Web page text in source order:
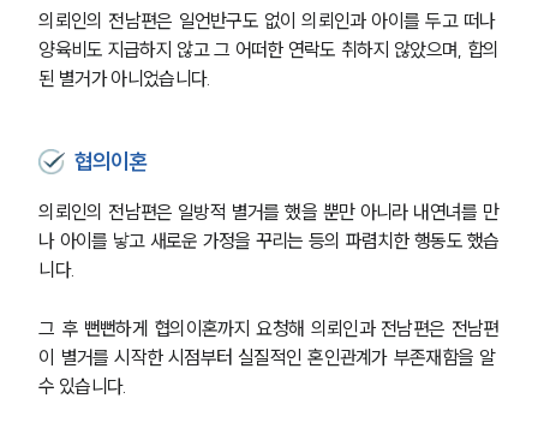
의뢰인의 전남편은 일언반구도 없이 의뢰인과 아이를 두고 떠나
양육비도 지급하지 않고 그 어떠한 연락도 취하지 않았으며, 합의
된 별거가 아니었습니다.
협의이혼
의뢰인의 전남편은 일방적 별거를 했을 뿐만 아니라 내연녀를 만
나 아이를 낳고 새로운 가정을 꾸리는 등의 파렴치한 행동도 했습
니다.
그 후 뻔뻔하게 협의이혼까지 요청해 의뢰인과 전남편은 전남편
이 별거를 시작한 시점부터 실질적인 혼인관계가 부존재함을 알
수 있습니다.